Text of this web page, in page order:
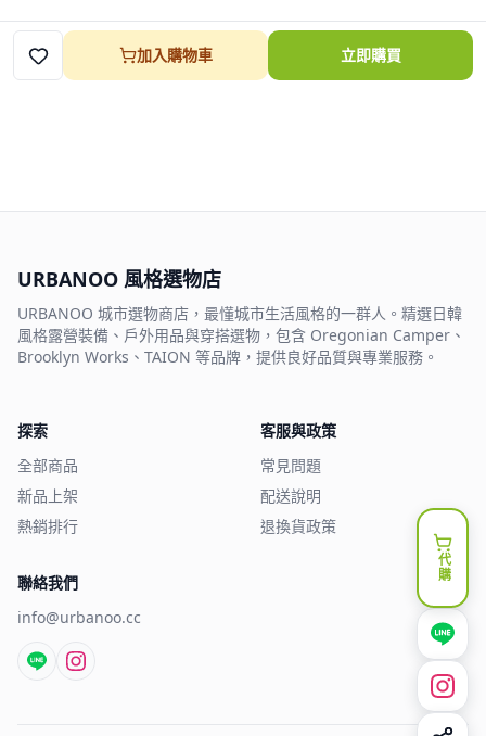
加入購物車 立即購買
URBANOO 風格選物店
URBANOO 城市選物商店，最懂城市生活風格的一群人。精選日韓
風格露營裝備、戶外用品與穿搭選物，包含 Oregonian Camper、
Brooklyn Works、TAION 等品牌，提供良好品質與專業服務。
探索
全部商品
新品上架
熱銷排行
客服與政策
常見問題
配送說明
退換貨政策
聯絡我們
info@urbanoo.cc
代購